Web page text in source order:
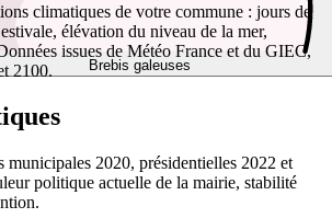
Brebis galeuses
climatiques de votre commune : jours de
élévation du niveau de la mer,
issues de Météo France et du GIEC,
2100.
municipales 2020, présidentielles 2022 et
politique actuelle de la mairie, stabilité